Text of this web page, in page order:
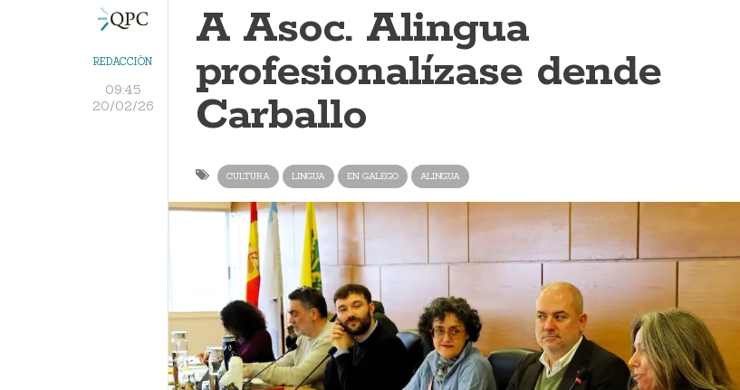
REDACCIÓN
09:45
20/02/26
A Asoc. Alingua
profesionalízase dende
Carballo
CULTURA LINGUA EN GALEGO ALINGUA